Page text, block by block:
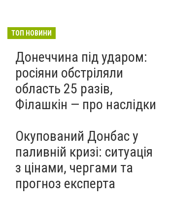
ТОП НОВИНИ
Донеччина під ударом:
росіяни обстріляли
область 25 разів,
Філашкін — про наслідки
Окупований Донбас у
паливній кризі: ситуація
з цінами, чергами та
прогноз експерта